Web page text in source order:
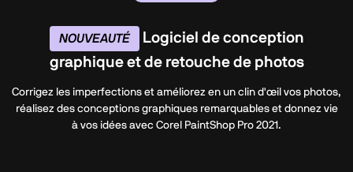
NOUVEAUTÉ
Logiciel de conception
graphique et de retouche de photos
Corrigez les imperfections et améliorez en un clin d'œil vos photos,
réalisez des conceptions graphiques remarquables et donnez vie
à vos idées avec Corel PaintShop Pro 2021.